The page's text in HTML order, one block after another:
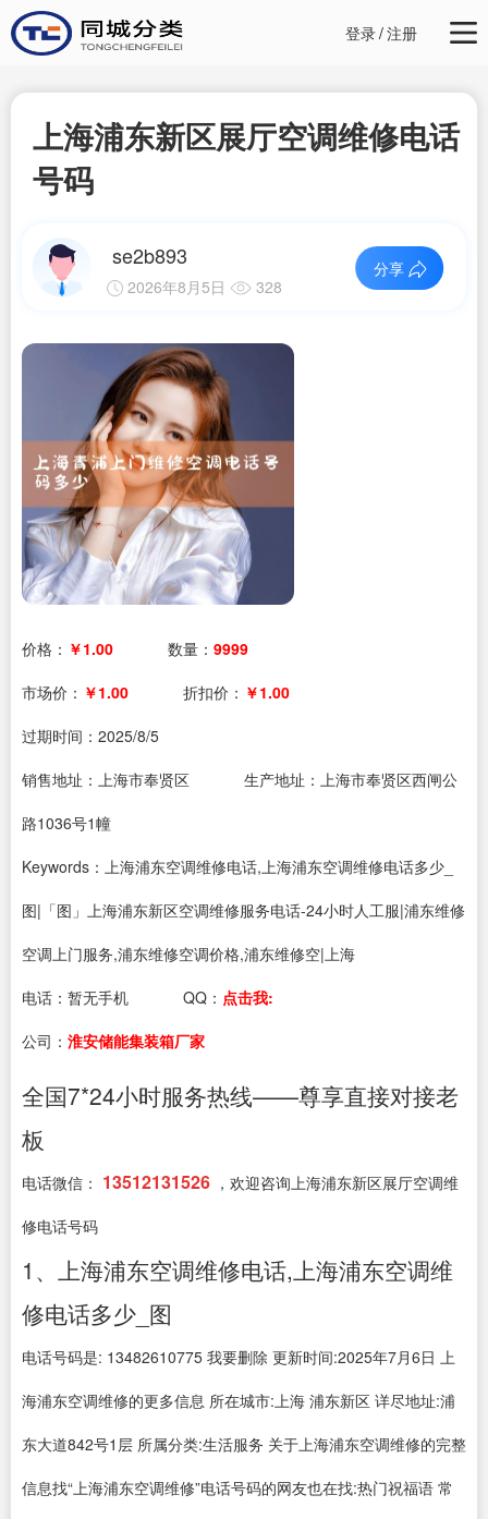
登录/注册
上海浦东新区展厅空调维修电话
号码
se2b893
2026年8月5日 328
分享
价格： ￥1.00 数量： 9999
市场价： ￥1.00 折扣价： ￥1.00
过期时间： 2025/8/5
销售地址：上海市奉贤区
生产地址：上海市奉贤区西闸公
路1036号1幢
Keywords：上海浦东空调维修电话,上海浦东空调维修电话多少_
图|「图」上海浦东新区空调维修服务电话-24小时人工服|浦东维修
空调上门服务,浦东维修空调价格,浦东维修空|上海
电话： 暂无手机 QQ： 点击我:
公司： 淮安储能集装箱厂家
全国7*24小时服务热线——尊享直接对接老
板
电话微信： 13512131526 ，欢迎咨询上海浦东新区展厅空调维
修电话号码
1、上海浦东空调维修电话,上海浦东空调维
修电话多少_图
电话号码是: 13482610775 我要删除 更新时间:2025年7月6日 上
海浦东空调维修的更多信息 所在城市:上海 浦东新区 详尽地址:浦
东大道842号1层 所属分类:生活服务 关于上海浦东空调维修的完整
信息找“上海浦东空调维修”电话号码的网友也在找:热门祝福语 常